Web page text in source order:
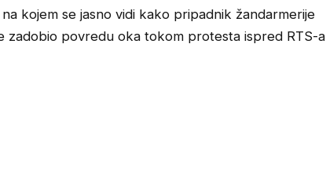
kojem se jasno vidi kako pripadnik žandarmerije
zadobio povredu oka tokom protesta ispred RTS-a